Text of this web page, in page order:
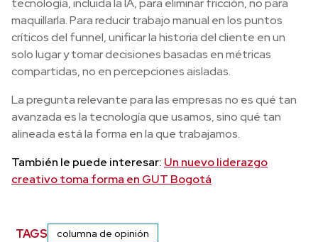
tecnología, incluida la IA, para eliminar fricción, no para
maquillarla. Para reducir trabajo manual en los puntos
críticos del funnel, unificar la historia del cliente en un
solo lugar y tomar decisiones basadas en métricas
compartidas, no en percepciones aisladas.
La pregunta relevante para las empresas no es qué tan
avanzada es la tecnología que usamos, sino qué tan
alineada está la forma en la que trabajamos.
También le puede interesar: Un nuevo liderazgo
creativo toma forma en GUT Bogotá
TAGS columna de opinión